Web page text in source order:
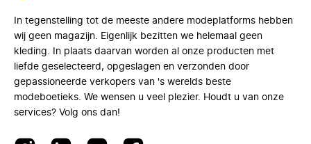
In tegenstelling tot de meeste andere modeplatforms hebben
wij geen magazijn. Eigenlijk bezitten we helemaal geen
kleding. In plaats daarvan worden al onze producten met
liefde geselecteerd, opgeslagen en verzonden door
gepassioneerde verkopers van 's werelds beste
modeboetieks. We wensen u veel plezier. Houdt u van onze
services? Volg ons dan!